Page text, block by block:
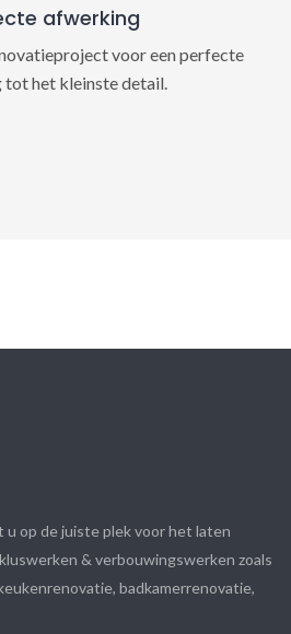
afwerking
voor een perfecte
het kleinste detail.
op de juiste plek voor het laten
& verbouwingswerken zoals
badkamerrenovatie,